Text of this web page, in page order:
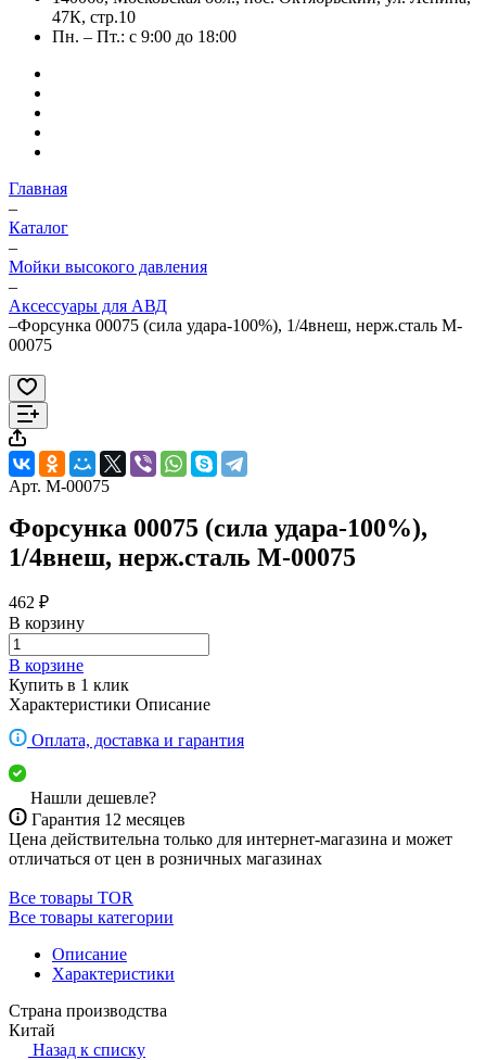
47К, стр.10
Пн. – Пт.: с 9:00 до 18:00
Главная
–
Каталог
–
Мойки высокого давления
–
Аксессуары для АВД
–Форсунка 00075 (сила удара-100%), 1/4внеш, нерж.сталь M-
00075
Арт. M-00075
Форсунка 00075 (сила удара-100%),
1/4внеш, нерж.сталь M-00075
462 ₽
В корзину
В корзине
Купить в 1 клик
Характеристики Описание
Оплата, доставка и гарантия
Нашли дешевле?
Гарантия 12 месяцев
Цена действительна только для интернет-магазина и может
отличаться от цен в розничных магазинах
Все товары TOR
Все товары категории
Описание
Характеристики
Страна производства
Китай
Назад к списку